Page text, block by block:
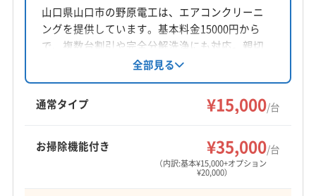
山口県下関市川中豊町三丁目2-14
対応地域
下関市 山口市
美祢市
防府市
(福岡県) 北九州市戸畑区
(福岡県) 北九州市若松区
(福岡県) 北九州市小倉南区
(福岡県) 北九州市八幡東区
(福岡県) 北九州市門司区
山口県山口市の野原電工は、エアコンクリーニ
ングを提供しています。基本料金15000円から
で、複数台割引や完全分解洗浄にも対応。親切
丁寧な対応を心がけ、各種クレジットカードが
利用可能です。エリア外でも対応可能(要相談)。
第二種電気工事士と電気工事業の資格を保有
し、安心のサービスを提供しています。
全部見る
通常タイプ ¥15,000/台
お掃除機能付き ¥35,000/台
（内訳:基本¥15,000+オプション
¥20,000）